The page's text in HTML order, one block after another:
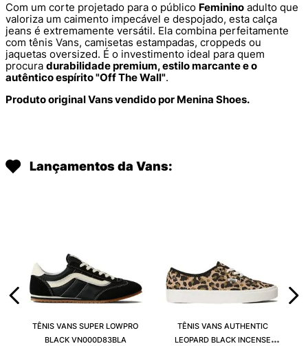
Com um corte projetado para o público Feminino adulto que
valoriza um caimento impecável e despojado, esta calça
jeans é extremamente versátil. Ela combina perfeitamente
com tênis Vans, camisetas estampadas, croppeds ou
jaquetas oversized. É o investimento ideal para quem
procura durabilidade premium, estilo marcante e o
autêntico espírito "Off The Wall".
Produto original Vans vendido por Menina Shoes.
Lançamentos da Vans:
TÊNIS VANS SUPER LOWPRO
BLACK VN000D83BLA
TÊNIS VANS AUTHENTIC
LEOPARD BLACK INCENSE